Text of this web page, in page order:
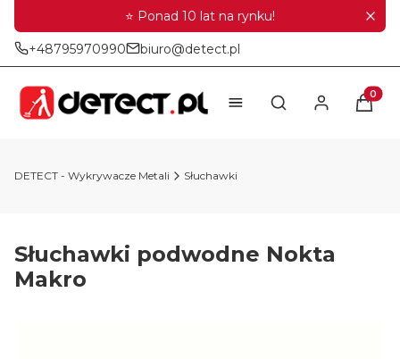
⭐ Ponad 10 lat na rynku!
+48795970990 biuro@detect.pl
Otwórz
DETECT - Wykrywacze Metali Słuchawki
Słuchawki podwodne Nokta
Makro